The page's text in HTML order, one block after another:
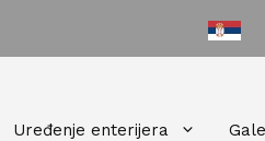
Uređenje enterijera